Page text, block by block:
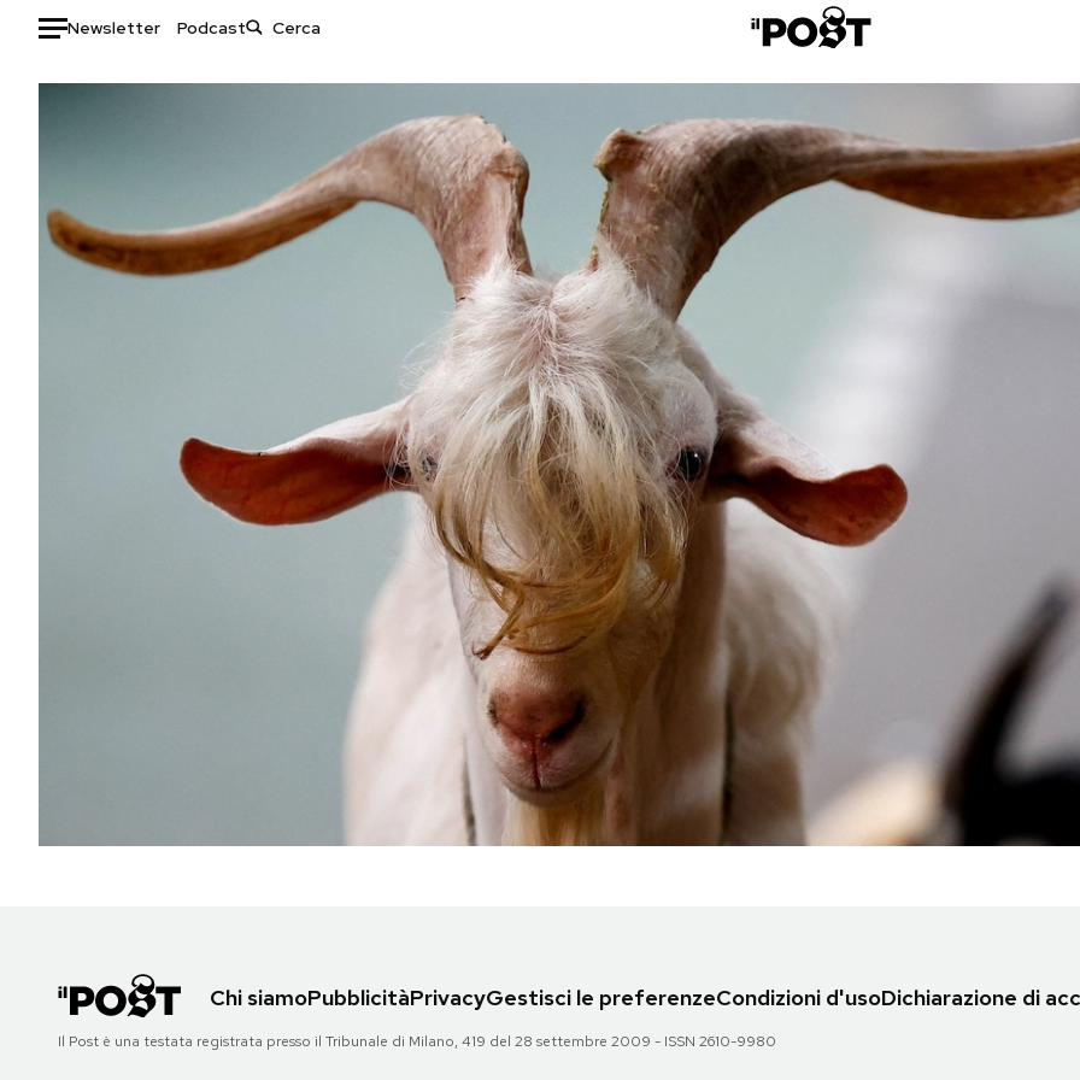
Newsletter Podcast
Auto
Mondo
Politica
Economia
Moda
Libri
Altrecose
Mondiali calcio 2026
AREA PERSONALE
Area Personale
Chi siamoPubblicitàPrivacyGestisci le preferenzeCondizioni d'usoDichiarazione di
Il Post è una testata registrata presso il Tribunale di Milano, 419 del 28 settembre 2009 - ISSN 2610-9980